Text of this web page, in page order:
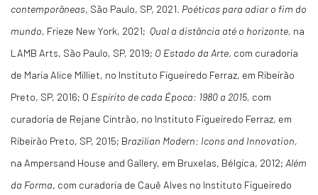
contemporâneas, São Paulo, SP, 2021. Poéticas para adiar o fim do
mundo, Frieze New York, 2021; Qual a distância até o horizonte, na
LAMB Arts, São Paulo, SP, 2019; O Estado da Arte, com curadoria
de Maria Alice Milliet, no Instituto Figueiredo Ferraz, em Ribeirão
Preto, SP, 2016; O Espírito de cada Época: 1980 a 2015, com
curadoria de Rejane Cintrão, no Instituto Figueiredo Ferraz, em
Ribeirão Preto, SP, 2015; Brazilian Modern: Icons and Innovation,
na Ampersand House and Gallery, em Bruxelas, Bélgica, 2012; Além
da Forma, com curadoria de Cauê Alves no Instituto Figueiredo